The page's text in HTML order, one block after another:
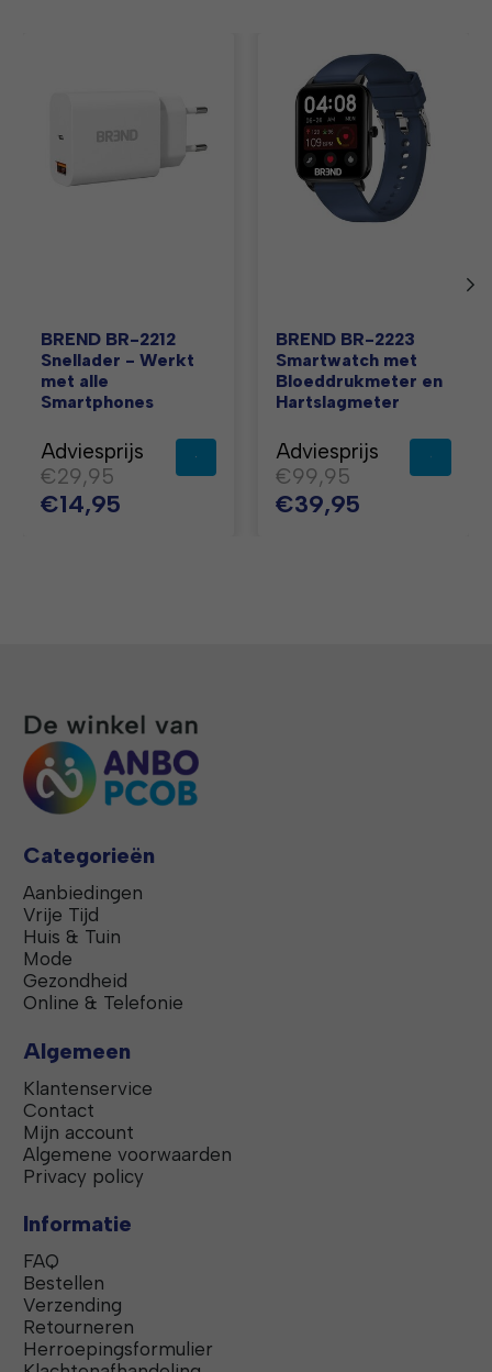
BREND BR-2212
Snellader - Werkt
met alle
Smartphones
Adviesprijs
€29,95
€14,95
BREND BR-2223
Smartwatch met
Bloeddrukmeter en
Hartslagmeter
Adviesprijs
€99,95
€39,95
Categorieën
Aanbiedingen
Vrije Tijd
Huis & Tuin
Mode
Gezondheid
Online & Telefonie
Algemeen
Klantenservice
Contact
Mijn account
Algemene voorwaarden
Privacy policy
Informatie
FAQ
Bestellen
Verzending
Retourneren
Herroepingsformulier